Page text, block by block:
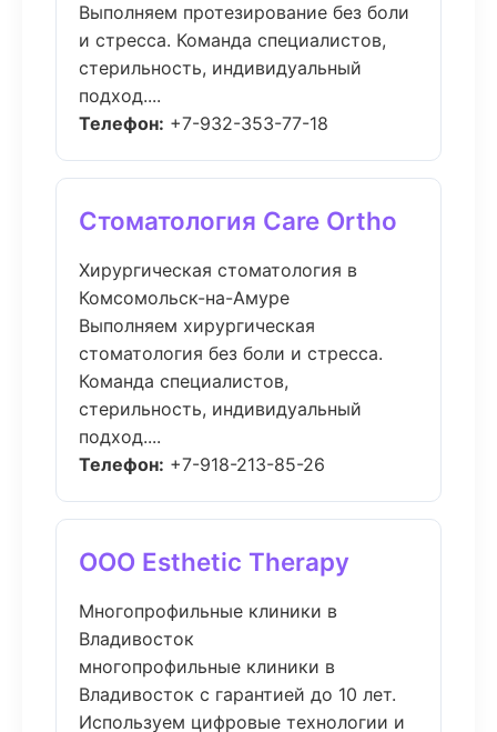
Выполняем протезирование без боли
и стресса. Команда специалистов,
стерильность, индивидуальный
подход....
Телефон: +7-932-353-77-18
Стоматология Care Ortho
Хирургическая стоматология в
Комсомольск-на-Амуре
Выполняем хирургическая
стоматология без боли и стресса.
Команда специалистов,
стерильность, индивидуальный
подход....
Телефон: +7-918-213-85-26
ООО Esthetic Therapy
Многопрофильные клиники в
Владивосток
многопрофильные клиники в
Владивосток с гарантией до 10 лет.
Используем цифровые технологии и